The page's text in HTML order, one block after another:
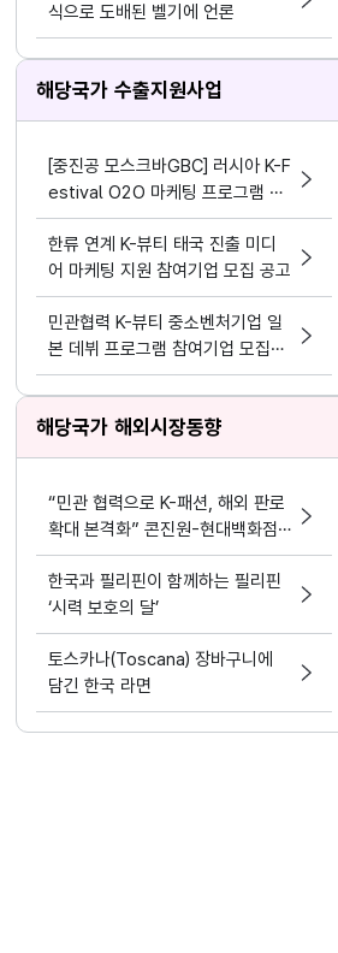
식으로 도배된 벨기에 언론
해당국가 수출지원사업
[중진공 모스크바GBC] 러시아 K-F
estival O2O 마케팅 프로그램 참
여기업 모집 공고(~8.19)
한류 연계 K-뷰티 태국 진출 미디
어 마케팅 지원 참여기업 모집 공고
민관협력 K-뷰티 중소벤처기업 일
본 데뷔 프로그램 참여기업 모집공
고
해당국가 해외시장동향
“민관 협력으로 K-패션, 해외 판로
확대 본격화” 콘진원-현대백화점,
해외 진출 지원 업무협약 체결
한국과 필리핀이 함께하는 필리핀
‘시력 보호의 달’
토스카나(Toscana) 장바구니에
담긴 한국 라면